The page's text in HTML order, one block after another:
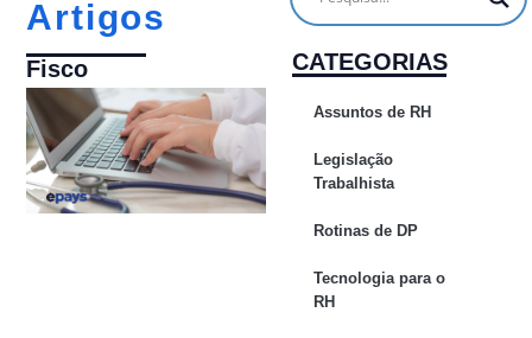
Artigos
Fisco CATEGORIAS
Assuntos de RH
Legislação
Trabalhista
Rotinas de DP
Tecnologia para o
RH